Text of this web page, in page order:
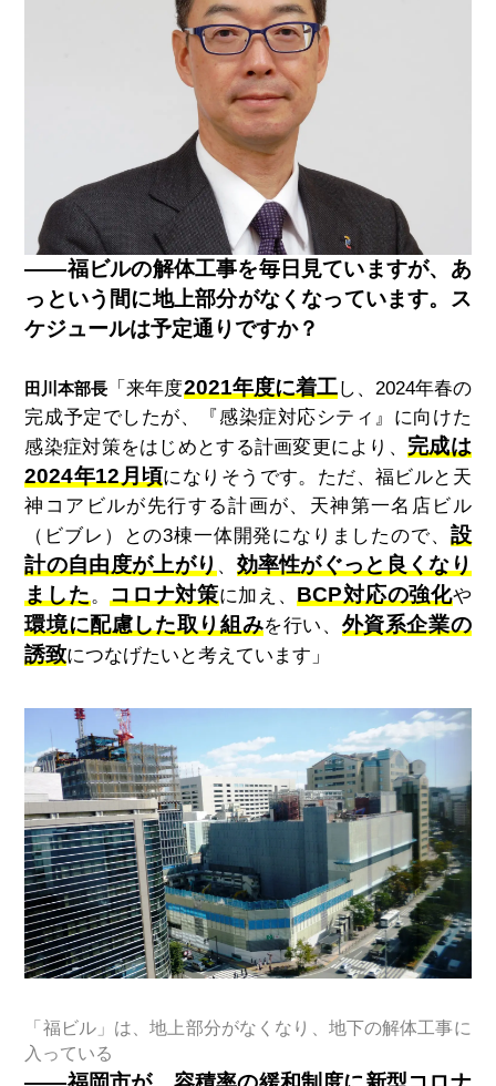
――福ビルの解体工事を毎日見ていますが、あ
っという間に地上部分がなくなっています。ス
ケジュールは予定通りですか？
田川本部長 「来年度2021年度に着工し、2024年春の
完成予定でしたが、『感染症対応シティ』に向けた
感染症対策をはじめとする計画変更により、 完成は
2024年12月頃になりそうです。ただ、福ビルと天
神コアビルが先行する計画が、天神第一名店ビル
（ビブレ）との3棟一体開発になりましたので、 設
計の自由度が上がり 、 効率性がぐっと良くなり
ました 。 コロナ対策に加え、 BCP対応の強化や
環境に配慮した取り組みを行い、 外資系企業の
誘致につなげたいと考えています」
「福ビル」は、地上部分がなくなり、地下の解体工事に
入っている